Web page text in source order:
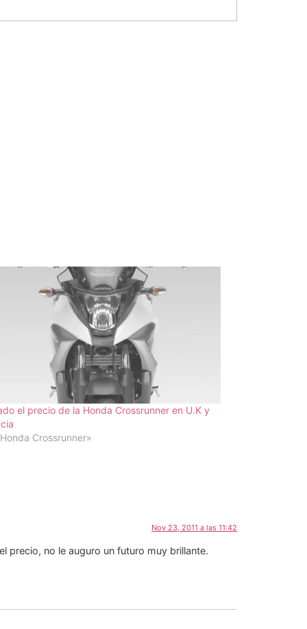
el precio de la Honda Crossrunner en U.K y
Crossrunner»
Nov 23, 2011 a las 11:42
precio, no le auguro un futuro muy brillante.